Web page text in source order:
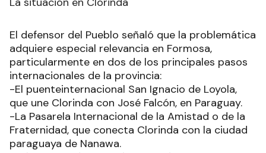
El defensor del Pueblo señaló que la problemática
adquiere especial relevancia en Formosa,
particularmente en dos de los principales pasos
internacionales de la provincia:
-El puenteinternacional San Ignacio de Loyola,
que une Clorinda con José Falcón, en Paraguay.
-La Pasarela Internacional de la Amistad o de la
Fraternidad, que conecta Clorinda con la ciudad
paraguaya de Nanawa.